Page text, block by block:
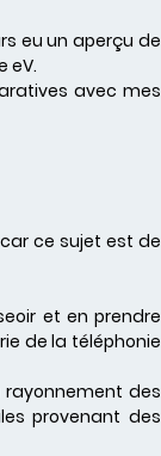
eu un aperçu de
eV.
avec mes
ce sujet est de
et en prendre
de la téléphonie
des
provenant des